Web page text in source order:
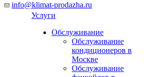
info@klimat-prodazha.ru
Услуги
Обслуживание
Обслуживание
кондиционеров в
Москве
Обслуживание